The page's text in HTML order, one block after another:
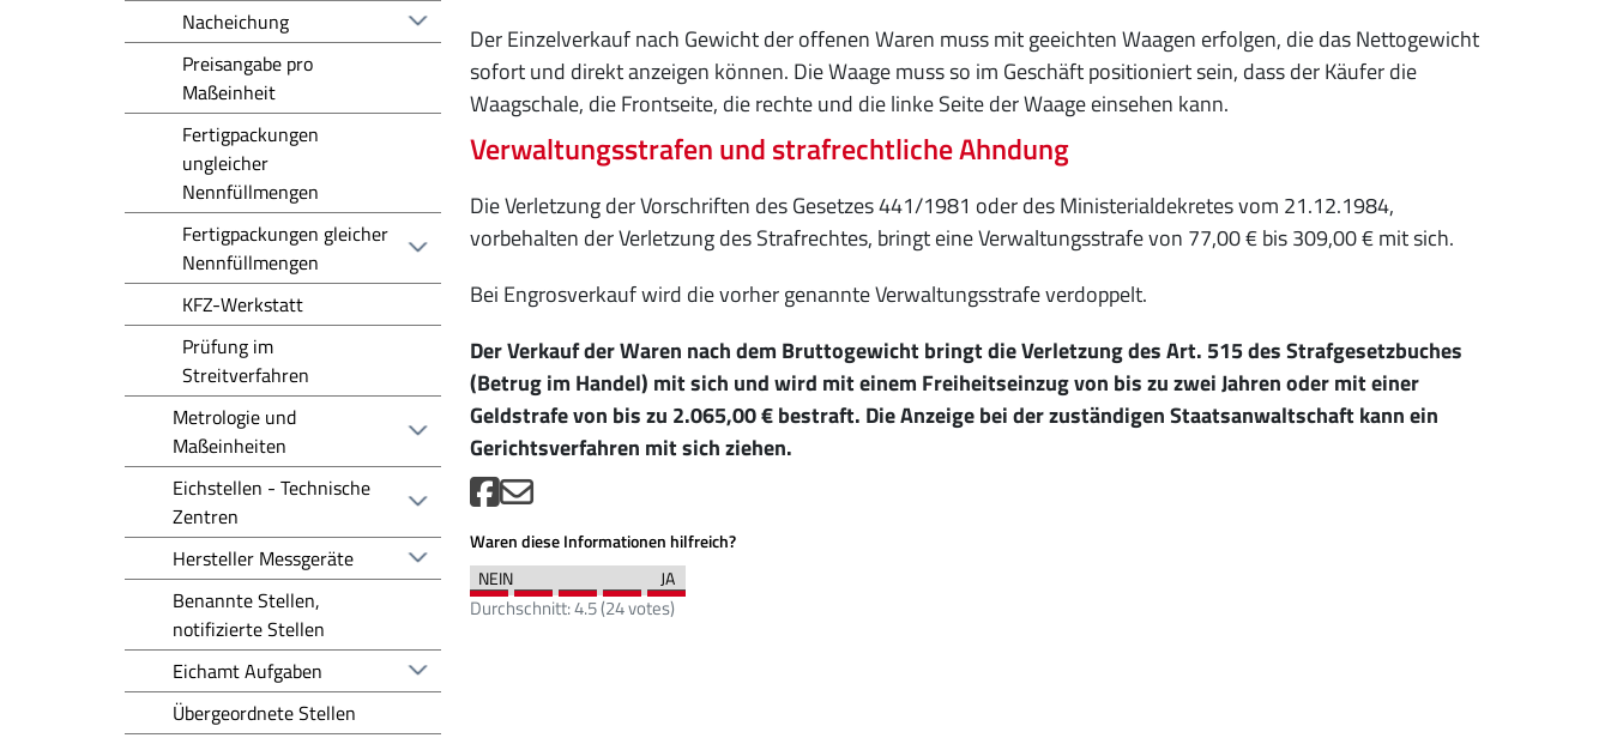
Der Einzelverkauf nach Gewicht der offenen Waren muss mit geeichten Waagen erfolgen, die das Nettogewicht
sofort und direkt anzeigen können. Die Waage muss so im Geschäft positioniert sein, dass der Käufer die
Waagschale, die Frontseite, die rechte und die linke Seite der Waage einsehen kann.
Verwaltungsstrafen und strafrechtliche Ahndung
Die Verletzung der Vorschriften des Gesetzes 441/1981 oder des Ministerialdekretes vom 21.12.1984,
vorbehalten der Verletzung des Strafrechtes, bringt eine Verwaltungsstrafe von 77,00 € bis 309,00 € mit sich.
Bei Engrosverkauf wird die vorher genannte Verwaltungsstrafe verdoppelt.
Der Verkauf der Waren nach dem Bruttogewicht bringt die Verletzung des Art. 515 des Strafgesetzbuches
(Betrug im Handel) mit sich und wird mit einem Freiheitseinzug von bis zu zwei Jahren oder mit einer
Geldstrafe von bis zu 2.065,00 € bestraft. Die Anzeige bei der zuständigen Staatsanwaltschaft kann ein
Gerichtsverfahren mit sich ziehen.
Waren diese Informationen hilfreich?
Durchschnitt:4.5(24votes)
Nacheichung
Preisangabe pro
Maßeinheit
Fertigpackungen
ungleicher
Nennfüllmengen
Fertigpackungen gleicher
Nennfüllmengen
KFZ-Werkstatt
Prüfung im
Streitverfahren
Metrologie und
Maßeinheiten
Eichstellen - Technische
Zentren
Hersteller Messgeräte
Benannte Stellen,
notifizierte Stellen
Eichamt Aufgaben
Übergeordnete Stellen